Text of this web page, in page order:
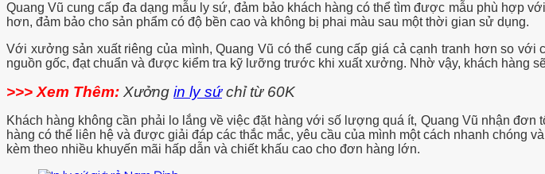
Quang Vũ cung cấp đa dạng mẫu ly sứ, đảm bảo khách hàng có thể tìm được mẫu phù hợp
hơn, đảm bảo cho sản phẩm có độ bền cao và không bị phai màu sau một thời gian sử dụng.
Với xưởng sản xuất riêng của mình, Quang Vũ có thể cung cấp giá cả cạnh tranh hơn so
nguồn gốc, đạt chuẩn và được kiểm tra kỹ lưỡng trước khi xuất xưởng. Nhờ vậy, khách hàng
>>> Xem Thêm: Xưởng in ly sứchỉ từ 60K
Khách hàng không cần phải lo lắng về việc đặt hàng với số lượng quá ít, Quang Vũ nhận
hàng có thể liên hệ và được giải đáp các thắc mắc, yêu cầu của mình một cách nhanh chóng
kèm theo nhiều khuyến mãi hấp dẫn và chiết khấu cao cho đơn hàng lớn.